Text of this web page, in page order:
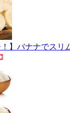
！】バナナでスリ